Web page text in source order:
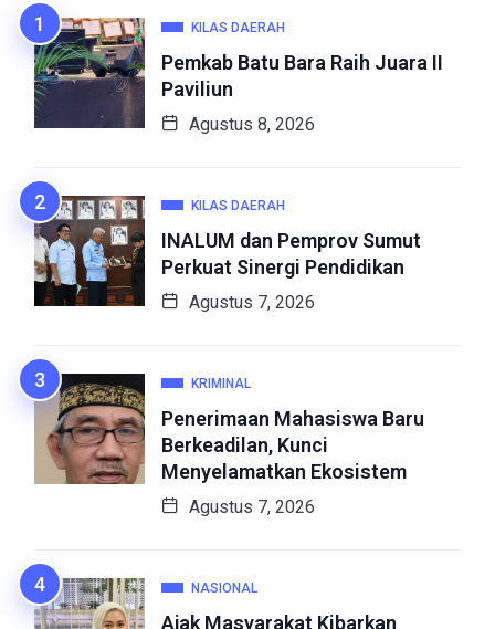
KILAS DAERAH
Pemkab Batu Bara Raih Juara II
Paviliun
Agustus 8, 2026
KILAS DAERAH
INALUM dan Pemprov Sumut
Perkuat Sinergi Pendidikan
Agustus 7, 2026
KRIMINAL
Penerimaan Mahasiswa Baru
Berkeadilan, Kunci
Menyelamatkan Ekosistem
Agustus 7, 2026
NASIONAL
Ajak Masyarakat Kibarkan